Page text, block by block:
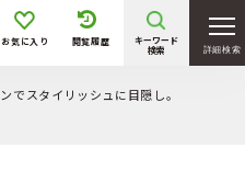
詳細検索
お気に入り 閲覧履歴
キーワード
検索
でスタイリッシュに目隠し。